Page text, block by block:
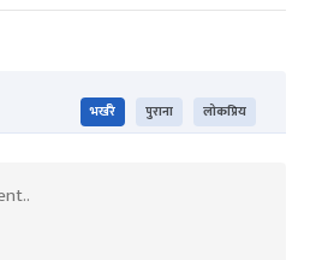
भर्खरै पुराना लोकप्रिय